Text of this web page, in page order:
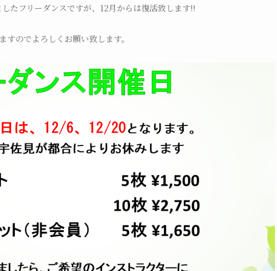
たフリーダンスですが、12月からは復活致します!!
のでよろしくお願い致します。